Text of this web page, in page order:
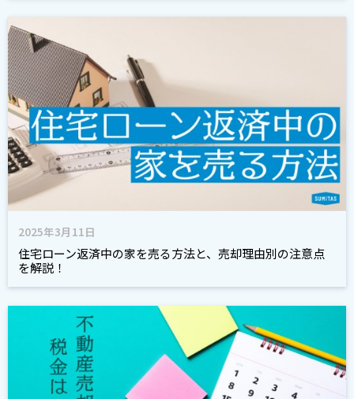
2025年3月11日
住宅ローン返済中の家を売る方法と、売却理由別の注意点
を解説！